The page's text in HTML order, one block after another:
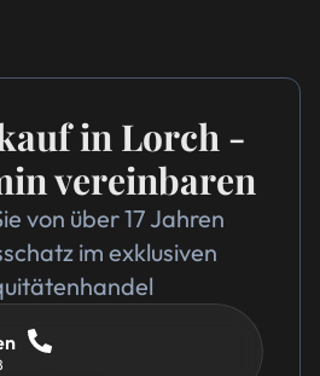
in Lorch -
vereinbaren
von über 17 Jahren
im exklusiven